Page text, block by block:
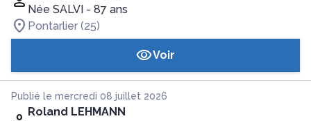
Née SALVI - 87 ans
Pontarlier (25)
Voir
Publié le mercredi 08 juillet 2026
Roland LEHMANN